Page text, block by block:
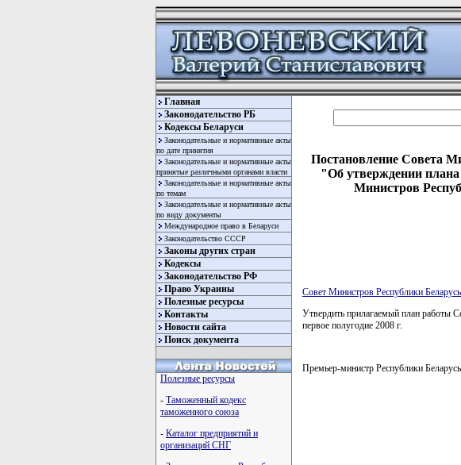
Главная
Законодательство РБ
Кодексы Беларуси
Законодательные и нормативные акты
по дате принятия
Законодательные и нормативные акты
принятые различными органами власти
Законодательные и нормативные акты
по темам
Законодательные и нормативные акты
по виду документы
Международное право в Беларуси
Законодательство СССР
Законы других стран
Кодексы
Законодательство РФ
Право Украины
Полезные ресурсы
Контакты
Новости сайта
Поиск документа
Полезные ресурсы
- Таможенный кодекс
таможенного союза
- Каталог предприятий и
организаций СНГ
Постановление Совета
"Об утверждении
Министров
Совет Министров Республики Беларусь
Утвердить прилагаемый план работы
первое полугодие 2008 г.
Премьер-министр Республики